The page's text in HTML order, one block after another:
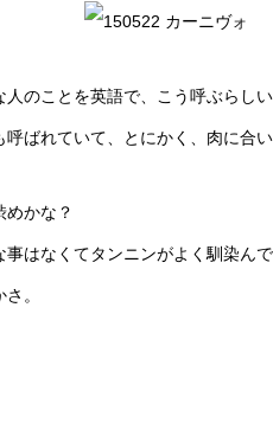
のことを英語で、こう呼ぶらし
ばれていて、とにかく、肉に合
めかな？
はなくてタンニンがよく馴染ん
。